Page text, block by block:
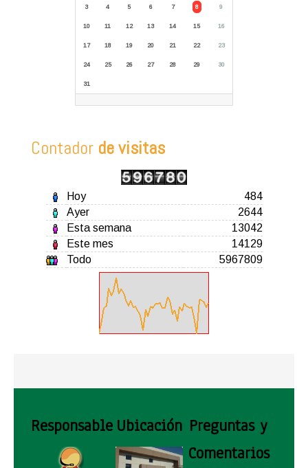
3 4 5 6 7 8 9
10 11 12 13 14 15 16
17 18 19 20 21 22 23
24 25 26 27 28 29 30
31
Contador de visitas
Hoy
484
Ayer
2644
Esta semana
13042
Este mes
14129
Todo
5967809
Responsable Ubicación Preguntas y
Comentarios